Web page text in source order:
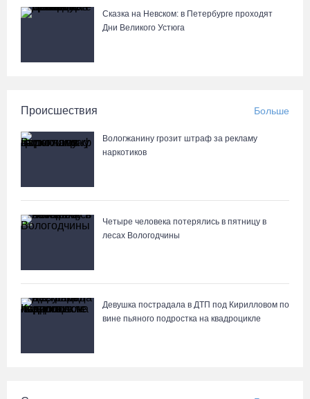
Сказка на Невском: в Петербурге проходят
Дни Великого Устюга
Происшествия Больше
Вологжанину грозит штраф за рекламу
наркотиков
Четыре человека потерялись в пятницу в
лесах Вологодчины
Девушка пострадала в ДТП под Кирилловом по
вине пьяного подростка на квадроцикле